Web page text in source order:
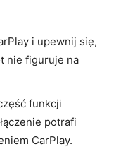
i upewnij się,
nie figuruje na
funkcji
potrafi
CarPlay.